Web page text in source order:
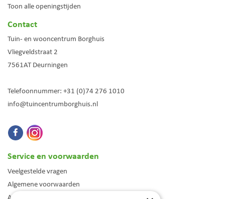
Toon alle openingstijden
Contact
Tuin- en wooncentrum Borghuis
Vliegveldstraat 2
7561AT Deurningen
Telefoonnummer: +31 (0)74 276 1010
info@tuincentrumborghuis.nl
Service en voorwaarden
Veelgestelde vragen
Algemene voorwaarden
Assortiment